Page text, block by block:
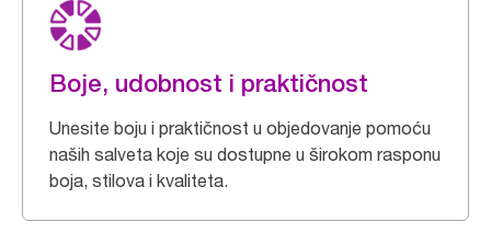
Boje, udobnost i praktičnost
Unesite boju i praktičnost u objedovanje pomoću
naših salveta koje su dostupne u širokom rasponu
boja, stilova i kvaliteta.